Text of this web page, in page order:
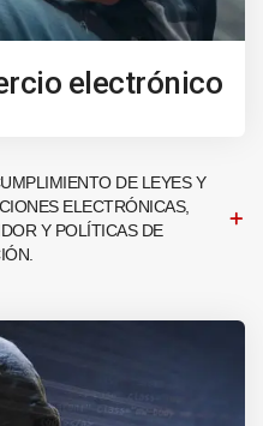
electrónico
DE LEYES Y
ELECTRÓNICAS,
Y POLÍTICAS DE